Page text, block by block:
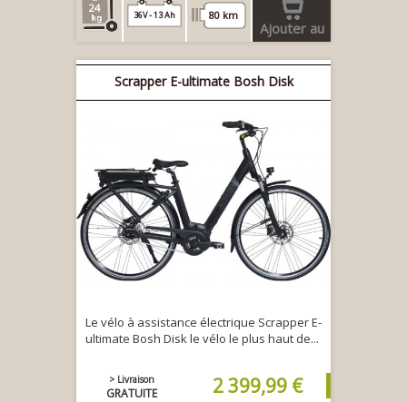
24
36V - 13 Ah 80 km
Ajouter au
panier
Scrapper E-ultimate Bosh Disk
Le vélo à assistance électrique Scrapper E-
ultimate Bosh Disk le vélo le plus haut de...
> Livraison
GRATUITE 2 399,99 €